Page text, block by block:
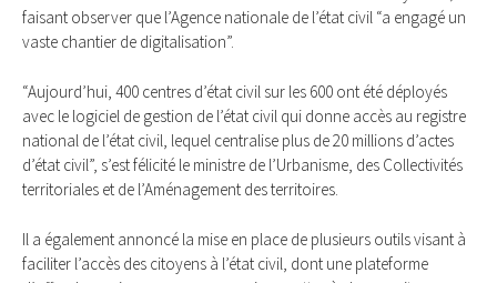
faisant observer que l’Agence nationale de l’état civil “a engagé un
vaste chantier de digitalisation”.
“Aujourd’hui, 400 centres d’état civil sur les 600 ont été déployés
avec le logiciel de gestion de l’état civil qui donne accès au registre
national de l’état civil, lequel centralise plus de 20 millions d’actes
d’état civil”, s’est félicité le ministre de l’Urbanisme, des Collectivités
territoriales et de l’Aménagement des territoires.
Il a également annoncé la mise en place de plusieurs outils visant à
faciliter l’accès des citoyens à l’état civil, dont une plateforme